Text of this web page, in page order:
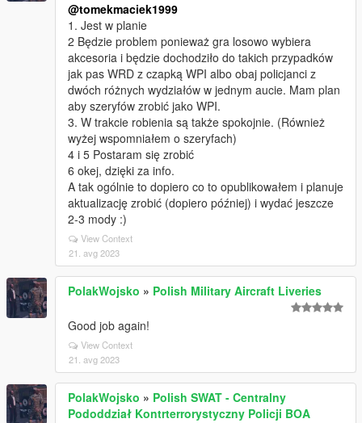
@tomekmaciek1999
1. Jest w planie
2 Będzie problem ponieważ gra losowo wybiera
akcesoria i będzie dochodziło do takich przypadków
jak pas WRD z czapką WPI albo obaj policjanci z
dwóch różnych wydziałów w jednym aucie. Mam plan
aby szeryfów zrobić jako WPI.
3. W trakcie robienia są także spokojnie. (Również
wyżej wspomniałem o szeryfach)
4 i 5 Postaram się zrobić
6 okej, dzięki za info.
A tak ogólnie to dopiero co to opublikowałem i planuje
aktualizację zrobić (dopiero później) i wydać jeszcze
2-3 mody :)
View Context
21. avg 2023
PolakWojsko » Polish Military Aircraft Liveries
Good job again!
View Context
21. avg 2023
PolakWojsko » Polish SWAT - Centralny
Pododdział Kontrterrorystyczny Policji BOA